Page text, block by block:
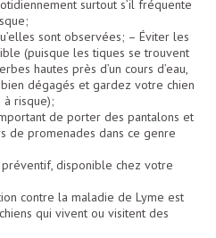
surtout s’il fréquente
sont observées; – Éviter les
(puisque les tiques se trouvent
hautes près d’un cours d’eau,
dégagés et gardez votre chien
à risque);
de porter des pantalons et
de promenades dans ce genre
disponible chez votre
contre la maladie de Lyme est
qui vivent ou visitent des